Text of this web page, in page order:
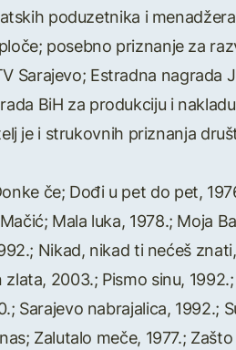
poduzetnika i
posebno priznanje za
Sarajevo; Estradna nagrada
BiH za produkciju i
je i strukovnih priznanja
če; Dođi u pet do pet,
Mala luka, 1978.; Moja
Nikad, nikad ti nećeš
2003.; Pismo sinu,
Sarajevo nabrajalica, 1992.;
Zalutalo meče, 1977.;